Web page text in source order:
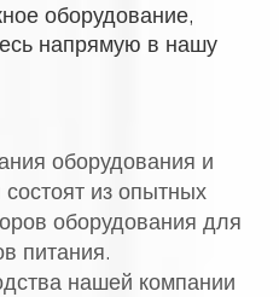
оборудование,
напрямую в нашу
оборудования и
состоят из опытных
оборудования для
питания.
нашей компании